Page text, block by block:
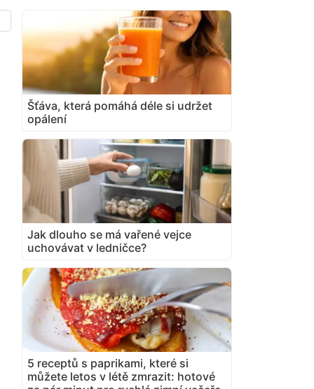
Šťáva, která pomáhá déle si udržet
opálení
Jak dlouho se má vařené vejce
uchovávat v ledničce?
5 receptů s paprikami, které si
můžete letos v létě zmrazit: hotové